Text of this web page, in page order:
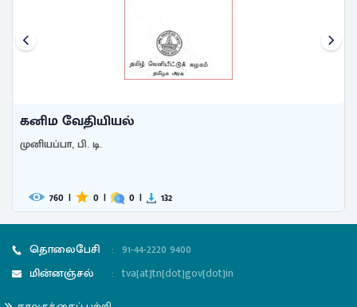
கனிம வேதியியல்
முனியப்பா, பி. டி.
760 | 0 | 0 | 132
தொலைபேசி : 91-44-2220 9400
மின்னஞ்சல்
: tva[at]tn[dot]gov[dot]in